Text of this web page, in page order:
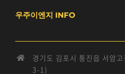
우주이엔지 INFO
경기도 김포시 통진읍 서암
3-1)